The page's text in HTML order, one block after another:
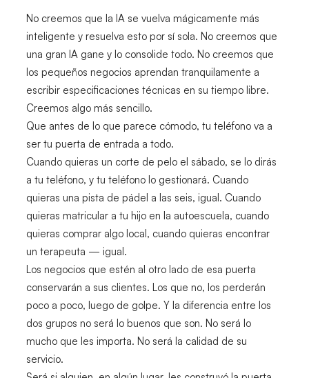
No creemos que la IA se vuelva mágicamente más
inteligente y resuelva esto por sí sola. No creemos que
una gran IA gane y lo consolide todo. No creemos que
los pequeños negocios aprendan tranquilamente a
escribir especificaciones técnicas en su tiempo libre.
Creemos algo más sencillo.
Que antes de lo que parece cómodo, tu teléfono va a
ser tu puerta de entrada a todo.
Cuando quieras un corte de pelo el sábado, se lo dirás
a tu teléfono, y tu teléfono lo gestionará. Cuando
quieras una pista de pádel a las seis, igual. Cuando
quieras matricular a tu hijo en la autoescuela, cuando
quieras comprar algo local, cuando quieras encontrar
un terapeuta — igual.
Los negocios que estén al otro lado de esa puerta
conservarán a sus clientes. Los que no, los perderán
poco a poco, luego de golpe. Y la diferencia entre los
dos grupos no será lo buenos que son. No será lo
mucho que les importa. No será la calidad de su
servicio.